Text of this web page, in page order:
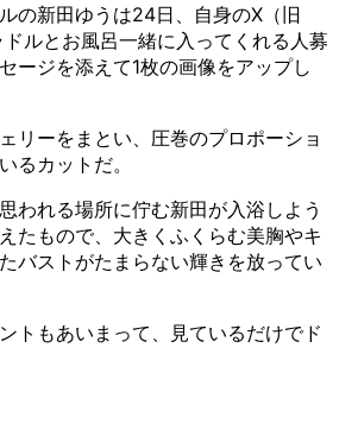
の新田ゆうは24日、自身のX（旧
ルとお風呂一緒に入ってくれる人募
ージを添えて1枚の画像をアップし
リーをまとい、圧巻のプロポーショ
るカットだ。
われる場所に佇む新田が入浴しよう
たもので、大きくふくらむ美胸やキ
バストがたまらない輝きを放ってい
トもあいまって、見ているだけでド